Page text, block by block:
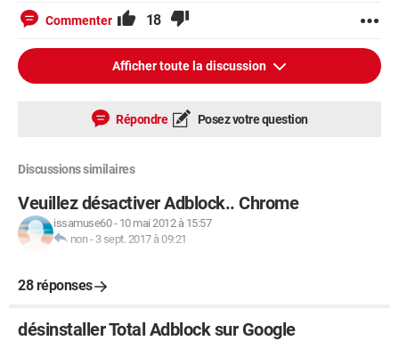
Commenter 18
Afficher toute la discussion
Répondre Posez votre question
Discussions similaires
Veuillez désactiver Adblock.. Chrome
issamuse60- 10 mai 2012 à 15:57
non- 3 sept. 2017 à 09:21
28 réponses
désinstaller Total Adblock sur Google